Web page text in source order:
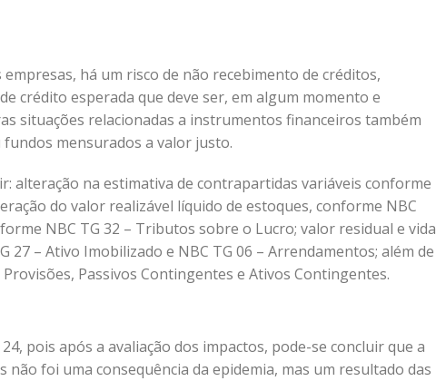
há um risco de não recebimento de créditos,
crédito esperada que deve ser, em algum momento e
situações relacionadas a instrumentos financeiros também
mensurados a valor justo.
alteração na estimativa de contrapartidas variáveis conforme
do valor realizável líquido de estoques, conforme NBC
NBC TG 32 – Tributos sobre o Lucro; valor residual e vida
27 – Ativo Imobilizado e NBC TG 06 – Arrendamentos; além de
Passivos Contingentes e Ativos Contingentes.
pois após a avaliação dos impactos, pode-se concluir que a
foi uma consequência da epidemia, mas um resultado das